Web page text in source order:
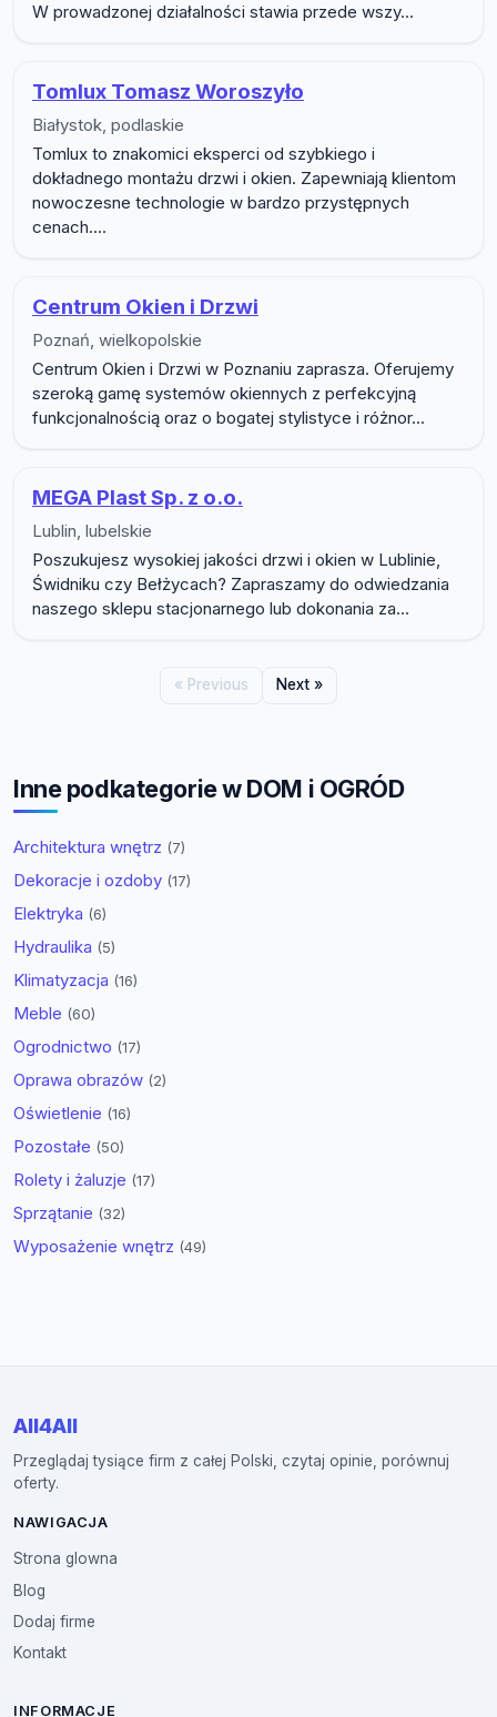
W prowadzonej działalności stawia przede wszy...
Tomlux Tomasz Woroszyło
Białystok, podlaskie
Tomlux to znakomici eksperci od szybkiego i
dokładnego montażu drzwi i okien. Zapewniają klientom
nowoczesne technologie w bardzo przystępnych
cenach....
Centrum Okien i Drzwi
Poznań, wielkopolskie
Centrum Okien i Drzwi w Poznaniu zaprasza. Oferujemy
szeroką gamę systemów okiennych z perfekcyjną
funkcjonalnością oraz o bogatej stylistyce i różnor...
MEGA Plast Sp. z o.o.
Lublin, lubelskie
Poszukujesz wysokiej jakości drzwi i okien w Lublinie,
Świdniku czy Bełżycach? Zapraszamy do odwiedzania
naszego sklepu stacjonarnego lub dokonania za...
« Previous Next »
Inne podkategorie w DOM i OGRÓD
Architektura wnętrz (7)
Dekoracje i ozdoby (17)
Elektryka (6)
Hydraulika (5)
Klimatyzacja (16)
Meble (60)
Ogrodnictwo (17)
Oprawa obrazów (2)
Oświetlenie (16)
Pozostałe (50)
Rolety i żaluzje (17)
Sprzątanie (32)
Wyposażenie wnętrz (49)
All4All
Przeglądaj tysiące firm z całej Polski, czytaj opinie, porównuj
oferty.
NAWIGACJA
Strona glowna
Blog
Dodaj firme
Kontakt
INFORMACJE